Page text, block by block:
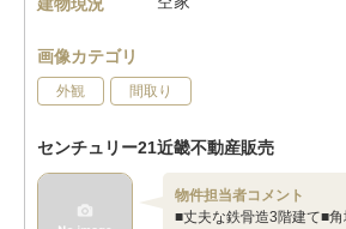
画像カテゴリ
外観 間取り
センチュリー21近畿不動産販売
物件担当者コメント
■丈夫な鉄骨造3階建て■